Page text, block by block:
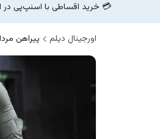
💳 خرید اقساطی با اسنپ‌پی در
اورجینال دیلم پیراهن